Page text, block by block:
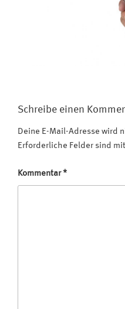
Schreibe einen
Deine E-Mail-Adresse wird
Erforderliche Felder sind mit
Kommentar*